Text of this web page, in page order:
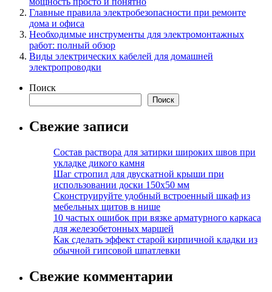
Главные правила электробезопасности при ремонте
дома и офиса
Необходимые инструменты для электромонтажных
работ: полный обзор
Виды электрических кабелей для домашней
электропроводки
Поиск
Поиск
Свежие записи
Состав раствора для затирки широких швов при
укладке дикого камня
Шаг стропил для двускатной крыши при
использовании доски 150х50 мм
Сконструируйте удобный встроенный шкаф из
мебельных щитов в нише
10 частых ошибок при вязке арматурного каркаса
для железобетонных маршей
Как сделать эффект старой кирпичной кладки из
обычной гипсовой шпатлевки
Свежие комментарии